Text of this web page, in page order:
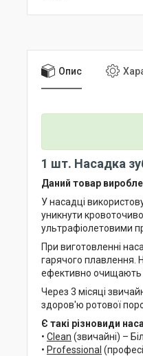
Опис
1 шт. Насадка
Даний товар
У насадці
уникнути
ультрафіолетовими
При виготовленні
гарячого плавлення.
ефективно очищають
Через 3 місяці
здоров'ю ротової
Є такі різновиди
• Clean (звичайні) –
• Professional